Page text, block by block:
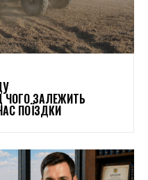
ЧОГО ЗАЛЕЖИТЬ
ПОЇЗДКИ